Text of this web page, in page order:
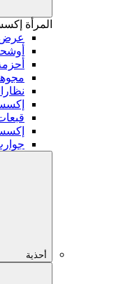
المرأة
عرض
أحذية